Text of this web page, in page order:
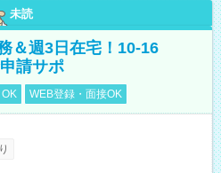
未読
＆週3日在宅！10-16
請サポ
WEB登録・面接OK